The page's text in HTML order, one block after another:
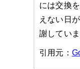
には交換
えない日
謝してい
引用元：